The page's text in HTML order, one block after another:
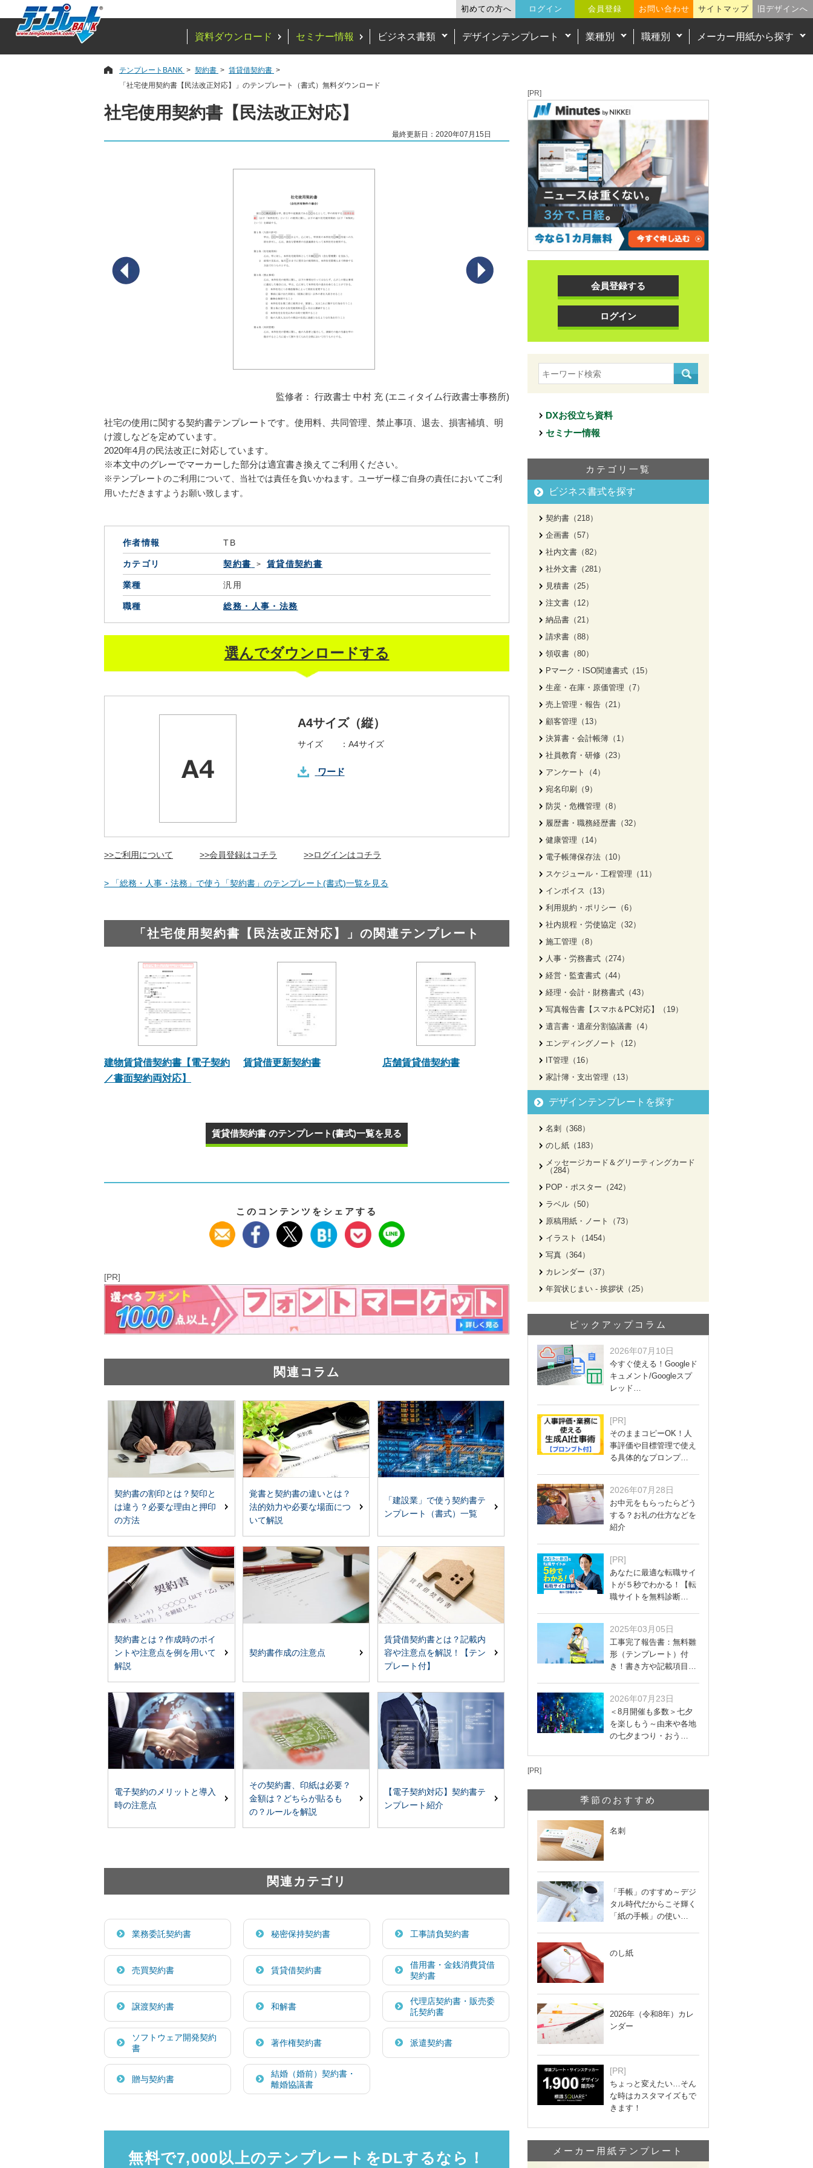
初めての方へ ログイン 会員登録 お問い合わせ サイトマップ 旧デザインへ
資料ダウンロード セミナー情報 ビジネス書類 デザインテンプレート 業種別 職種別 メーカー用紙から探す
テンプレートBANK 契約書
賃貸借契約書
「社宅使用契約書【民法改正対応】」のテンプレート（書式）無料ダウンロード
社宅使用契約書【民法改正対応】
最終更新日：2020年07月15日
監修者： 行政書士 中村 充 (エニィタイム行政書士事務所)
社宅の使用に関する契約書テンプレートです。使用料、共同管理、禁止事項、退去、損害補填、明
け渡しなどを定めています。
2020年4月の民法改正に対応しています。
※本文中のグレーでマーカーした部分は適宜書き換えてご利用ください。
※テンプレートのご利用について、当社では責任を負いかねます。ユーザー様ご自身の責任においてご利
用いただきますようお願い致します。
作者情報 TB
カテゴリ 契約書 賃貸借契約書
業種 汎用
職種 総務・人事・法務
選んでダウンロードする
A4サイズ（縦）
サイズ ： A4サイズ
ワード
>>ご利用について >>会員登録はコチラ >>ログインはコチラ
> 「総務・人事・法務」で使う「契約書」のテンプレート(書式)一覧を見る
「社宅使用契約書【民法改正対応】」の関連テンプレート
建物賃貸借契約書【電子契約
／書面契約両対応】
賃貸借更新契約書 店舗賃貸借契約書
賃貸借契約書 のテンプレート(書式)一覧を見る
このコンテンツをシェアする
[PR]
関連コラム
契約書の割印とは？契印と
は違う？必要な理由と押印
の方法
覚書と契約書の違いとは？
法的効力や必要な場面につ
いて解説
「建設業」で使う契約書テ
ンプレート（書式）一覧
契約書とは？作成時のポイ
ントや注意点を例を用いて
解説
契約書作成の注意点
賃貸借契約書とは？記載内
容や注意点を解説！【テン
プレート付】
電子契約のメリットと導入
時の注意点
その契約書、印紙は必要？
金額は？どちらが貼るも
の？ルールを解説
【電子契約対応】契約書テ
ンプレート紹介
関連カテゴリ
業務委託契約書 秘密保持契約書 工事請負契約書
売買契約書 賃貸借契約書
借用書・金銭消費貸借
契約書
譲渡契約書 和解書
代理店契約書・販売委
託契約書
ソフトウェア開発契約
書
著作権契約書 派遣契約書
贈与契約書
結婚（婚前）契約書・
離婚協議書
無料で7,000以上のテンプレートをDLするなら！
[PR]
会員登録する
ログイン
DXお役立ち資料
セミナー情報
カテゴリ一覧
ビジネス書式を探す
契約書（218）
企画書（57）
社内文書（82）
社外文書（281）
見積書（25）
注文書（12）
納品書（21）
請求書（88）
領収書（80）
Pマーク・ISO関連書式（15）
生産・在庫・原価管理（7）
売上管理・報告（21）
顧客管理（13）
決算書・会計帳簿（1）
社員教育・研修（23）
アンケート（4）
宛名印刷（9）
防災・危機管理（8）
履歴書・職務経歴書（32）
健康管理（14）
電子帳簿保存法（10）
スケジュール・工程管理（11）
インボイス（13）
利用規約・ポリシー（6）
社内規程・労使協定（32）
施工管理（8）
人事・労務書式（274）
経営・監査書式（44）
経理・会計・財務書式（43）
写真報告書【スマホ＆PC対応】（19）
遺言書・遺産分割協議書（4）
エンディングノート（12）
IT管理（16）
家計簿・支出管理（13）
デザインテンプレートを探す
名刺（368）
のし紙（183）
メッセージカード＆グリーティングカード
（284）
POP・ポスター（242）
ラベル（50）
原稿用紙・ノート（73）
イラスト（1454）
写真（364）
カレンダー（37）
年賀状じまい - 挨拶状（25）
ピックアップコラム
2026年07月10日
今すぐ使える！Googleド
キュメント/Googleスプ
レッド…
[PR]
そのままコピーOK！人
事評価や目標管理で使え
る具体的なプロンプ…
2026年07月28日
お中元をもらったらどう
する？お礼の仕方などを
紹介
[PR]
あなたに最適な転職サイ
トが５秒でわかる！【転
職サイトを無料診断…
2025年03月05日
工事完了報告書：無料雛
形（テンプレート）付
き！書き方や記載項目…
2026年07月23日
＜8月開催も多数＞七夕
を楽しもう～由来や各地
の七夕まつり・おう…
[PR]
季節のおすすめ
名刺
「手帳」のすすめ～デジ
タル時代だからこそ輝く
「紙の手帳」の使い…
のし紙
2026年（令和8年）カレ
ンダー
[PR]
ちょっと変えたい…そん
な時はカスタマイズもで
きます！
メーカー用紙テンプレート